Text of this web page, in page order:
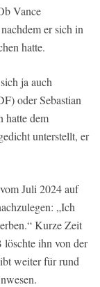
Vance
er sich in
hatte.
ja auch
oder Sebastian
hatte dem
unterstellt, er
Juli 2024 auf
„Ich
Kurze Zeit
ihn von der
weiter für rund